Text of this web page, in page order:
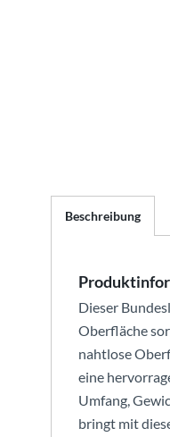
Beschreibung
Dieser
Oberfläche
nahtlose
eine
Umfang,
bringt mit